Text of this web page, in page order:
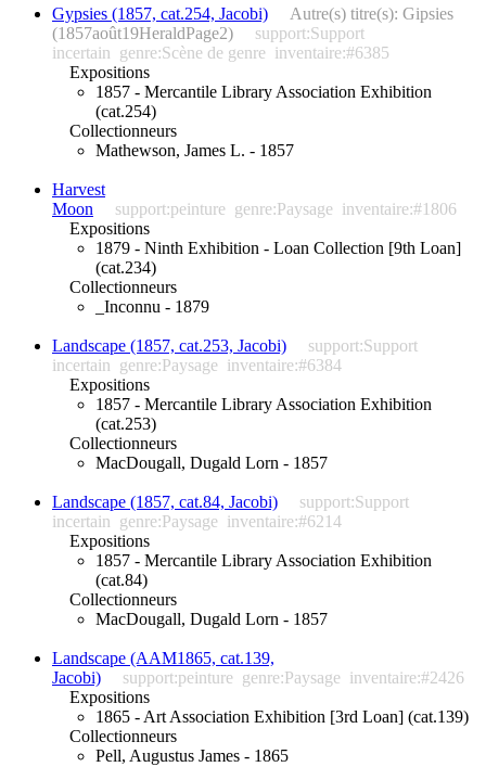
Gypsies (1857, cat.254, Jacobi)
Autre(s) titre(s): Gipsies
(1857août19HeraldPage2)
support:Support
incertain genre:Scène de genre inventaire:#6385
Expositions
1857 - Mercantile Library Association Exhibition
(cat.254)
Collectionneurs
Mathewson, James L. - 1857
Harvest
Moon
support:peinture genre:Paysage inventaire:#1806
Expositions
1879 - Ninth Exhibition - Loan Collection [9th Loan]
(cat.234)
Collectionneurs
_Inconnu - 1879
Landscape (1857, cat.253, Jacobi)
support:Support
incertain genre:Paysage inventaire:#6384
Expositions
1857 - Mercantile Library Association Exhibition
(cat.253)
Collectionneurs
MacDougall, Dugald Lorn - 1857
Landscape (1857, cat.84, Jacobi)
support:Support
incertain genre:Paysage inventaire:#6214
Expositions
1857 - Mercantile Library Association Exhibition
(cat.84)
Collectionneurs
MacDougall, Dugald Lorn - 1857
Landscape (AAM1865, cat.139,
Jacobi)
support:peinture genre:Paysage inventaire:#2426
Expositions
1865 - Art Association Exhibition [3rd Loan] (cat.139)
Collectionneurs
Pell, Augustus James - 1865